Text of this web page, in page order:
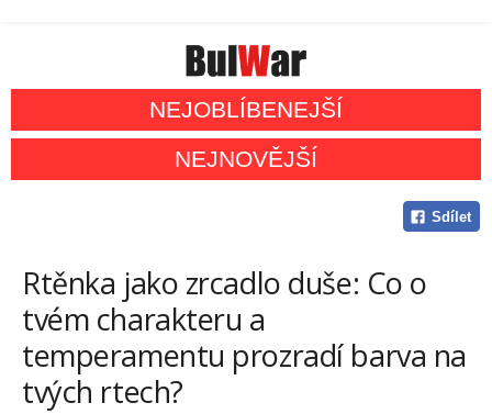
NEJOBLÍBENEJŠÍ
NEJNOVĚJŠÍ
Sdílet
Rtěnka jako zrcadlo duše: Co o
tvém charakteru a
temperamentu prozradí barva na
tvých rtech?